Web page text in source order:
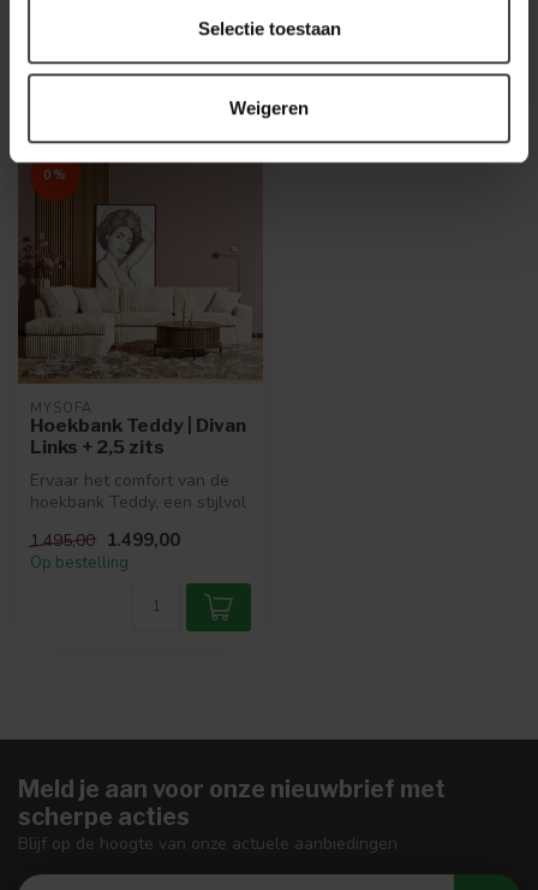
Selectie toestaan
Weigeren
0%
MYSOFA
Hoekbank Teddy | Divan
Links + 2,5 zits
Ervaar het comfort van de
hoekbank Teddy, een stijlvol
1.495,00 1.499,00
Op bestelling
Meld je aan voor onze nieuwbrief met
scherpe acties
Blijf op de hoogte van onze actuele aanbiedingen